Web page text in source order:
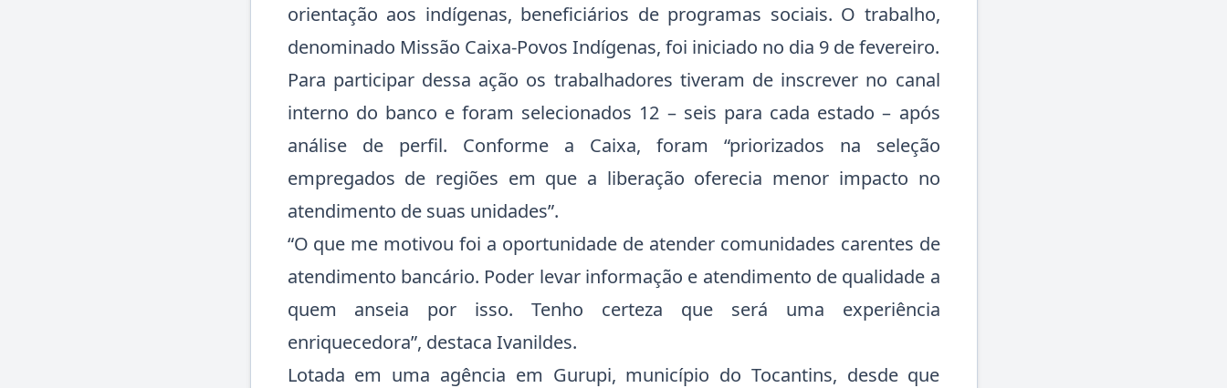
orientação aos indígenas, beneficiários de programas sociais. O trabalho,
denominado Missão Caixa-Povos Indígenas, foi iniciado no dia 9 de fevereiro.
Para participar dessa ação os trabalhadores tiveram de inscrever no canal
interno do banco e foram selecionados 12 – seis para cada estado – após
análise de perfil. Conforme a Caixa, foram “priorizados na seleção
empregados de regiões em que a liberação oferecia menor impacto no
atendimento de suas unidades”.
“O que me motivou foi a oportunidade de atender comunidades carentes de
atendimento bancário. Poder levar informação e atendimento de qualidade a
quem anseia por isso. Tenho certeza que será uma experiência
enriquecedora”, destaca Ivanildes.
Lotada em uma agência em Gurupi, município do Tocantins, desde que